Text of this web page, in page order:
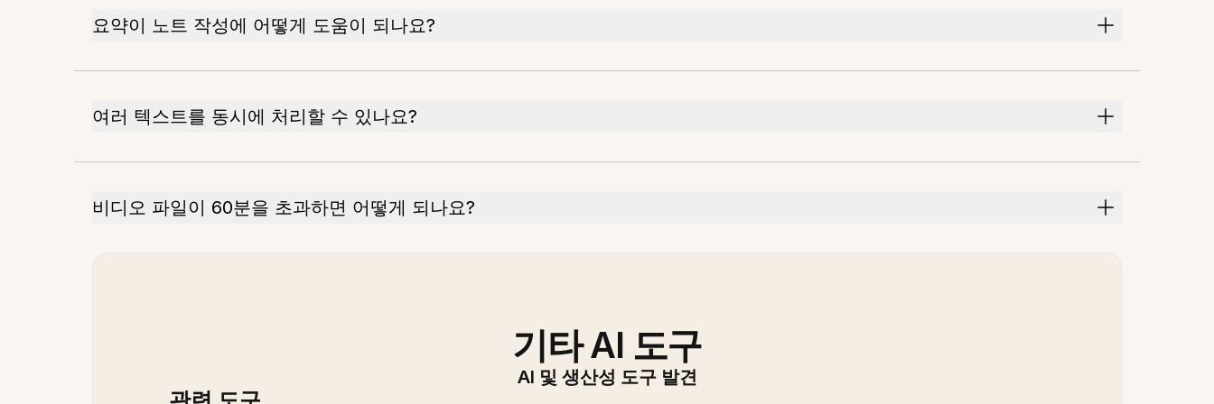
요약이 노트 작성에 어떻게 도움이 되나요?
여러 텍스트를 동시에 처리할 수 있나요?
비디오 파일이 60분을 초과하면 어떻게 되나요?
기타 AI 도구
AI 및 생산성 도구 발견